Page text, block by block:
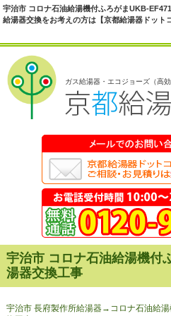
宇治市 コロナ石油給湯機付ふろがまUKB-
給湯器交換をお考えの方は【京都給湯器ドット
ガス給湯器・エコジョーズ（高
宇治市 コロナ石油給湯機付
湯器交換工事
宇治市 長府製作所給湯器→コロナ石油給